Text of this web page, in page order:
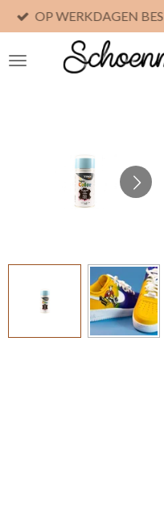
Ga
direct
naar
OP WERKDAGEN